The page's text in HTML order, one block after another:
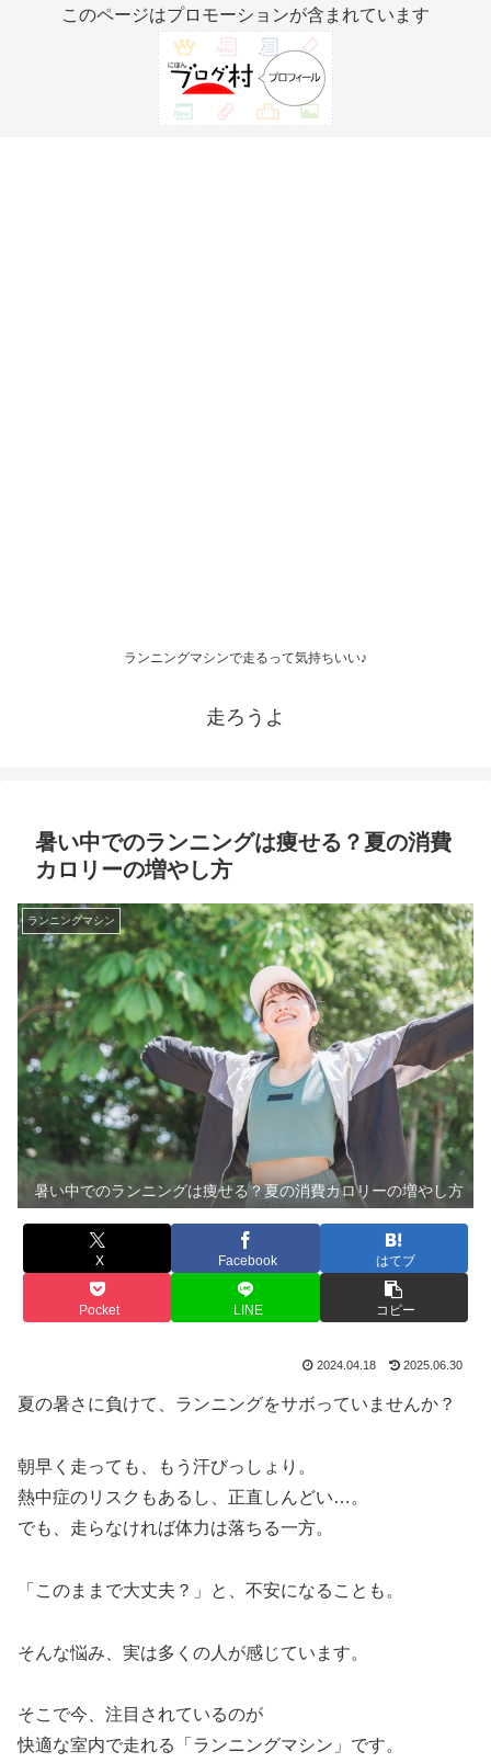
このページはプロモーションが含まれています
ランニングマシンで走るって気持ちいい♪
走ろうよ
暑い中でのランニングは痩せる？夏の消費
カロリーの増やし方
ランニングマシン
暑い中でのランニングは痩せる？夏の消費カロリーの増やし方
X Facebook はてブ
Pocket LINE コピー
2024.04.18 2025.06.30
夏の暑さに負けて、ランニングをサボっていませんか？
朝早く走っても、もう汗びっしょり。
熱中症のリスクもあるし、正直しんどい…。
でも、走らなければ体力は落ちる一方。
「このままで大丈夫？」と、不安になることも。
そんな悩み、実は多くの人が感じています。
そこで今、注目されているのが
快適な室内で走れる「ランニングマシン」です。